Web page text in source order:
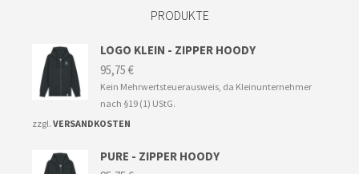
PRODUKTE
LOGO KLEIN - ZIPPER HOODY
95,75 €
Kein Mehrwertsteuerausweis, da Kleinunternehmer
nach §19 (1) UStG.
zzgl. VERSANDKOSTEN
PURE - ZIPPER HOODY